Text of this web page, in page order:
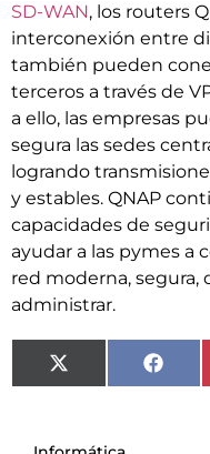
SD-WAN, los routers
interconexión entre
también pueden
terceros a través de
a ello, las empresas
segura las sedes
logrando
y estables. QNAP
capacidades de
ayudar a las pymes a
red moderna, segura,
administrar.
X
(Twitter)